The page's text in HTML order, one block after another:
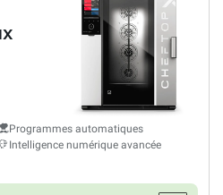
Programmes automatiques
Intelligence numérique avancée